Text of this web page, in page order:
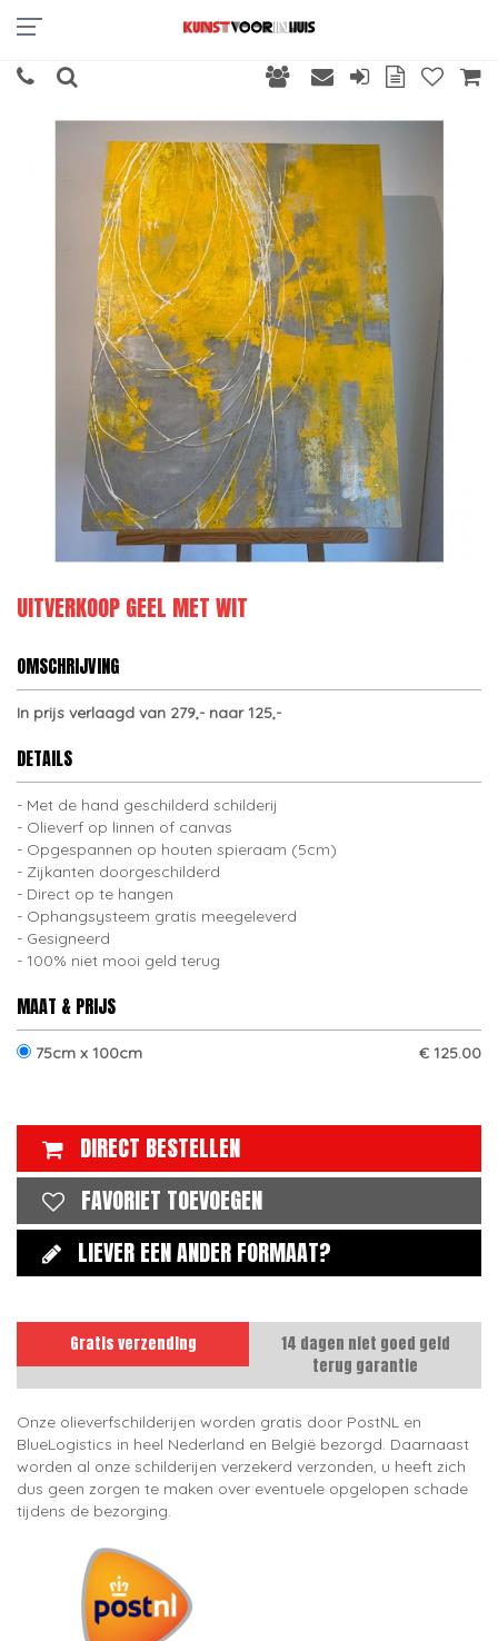
UITVERKOOP GEEL MET WIT
OMSCHRIJVING
In prijs verlaagd van 279,- naar 125,-
DETAILS
Met de hand geschilderd schilderij
Olieverf op linnen of canvas
Opgespannen op houten spieraam (5cm)
Zijkanten doorgeschilderd
Direct op te hangen
Ophangsysteem gratis meegeleverd
Gesigneerd
100% niet mooi geld terug
MAAT & PRIJS
75cm x 100cm € 125.00
DIRECT BESTELLEN
FAVORIET TOEVOEGEN
LIEVER EEN ANDER FORMAAT?
Gratis verzending
14 dagen niet goed geld
terug garantie
Onze olieverfschilderijen worden gratis door PostNL en
BlueLogistics in heel Nederland en België bezorgd. Daarnaast
worden al onze schilderijen verzekerd verzonden, u heeft zich
dus geen zorgen te maken over eventuele opgelopen schade
tijdens de bezorging.